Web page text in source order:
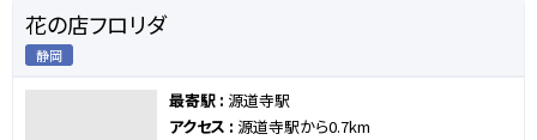
花の店フロリダ
静岡
最寄駅 : 源道寺駅
アクセス : 源道寺駅から0.7km